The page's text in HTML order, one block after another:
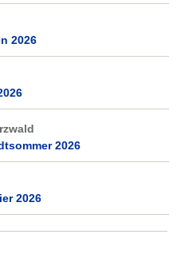
2026
2026
2026